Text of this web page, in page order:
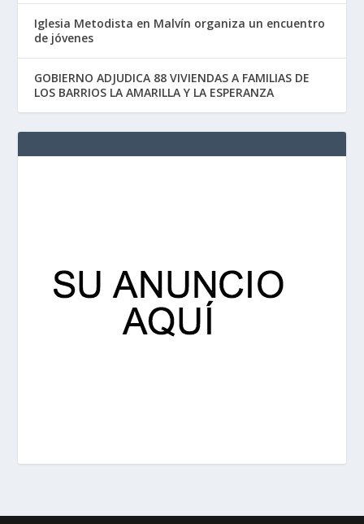
Iglesia Metodista en Malvín organiza un encuentro
de jóvenes
GOBIERNO ADJUDICA 88 VIVIENDAS A FAMILIAS DE
LOS BARRIOS LA AMARILLA Y LA ESPERANZA